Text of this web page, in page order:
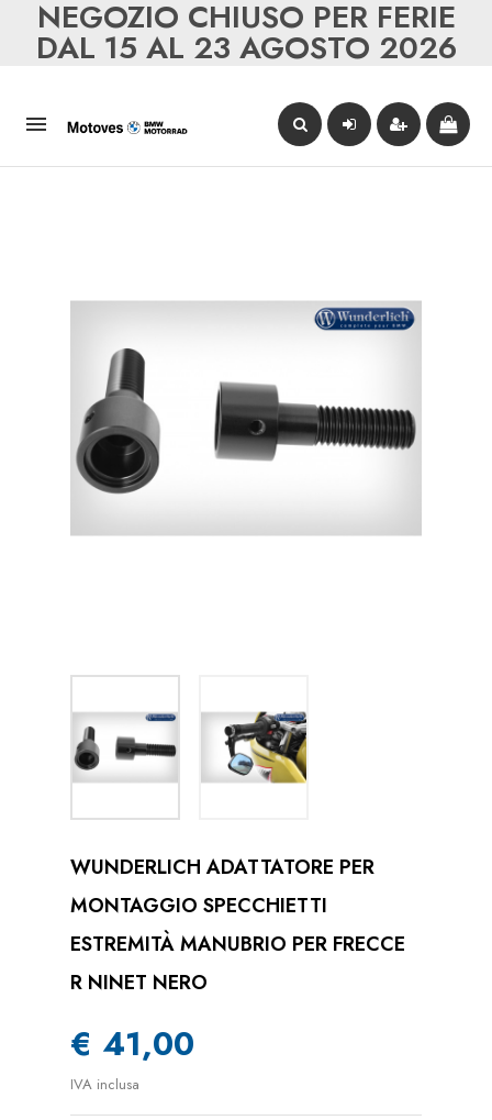
NEGOZIO CHIUSO PER FERIE
DAL 15 AL 23 AGOSTO 2026

WUNDERLICH ADATTATORE PER
MONTAGGIO SPECCHIETTI
ESTREMITÀ MANUBRIO PER FRECCE
R NINET NERO
€ 41,00
IVA inclusa